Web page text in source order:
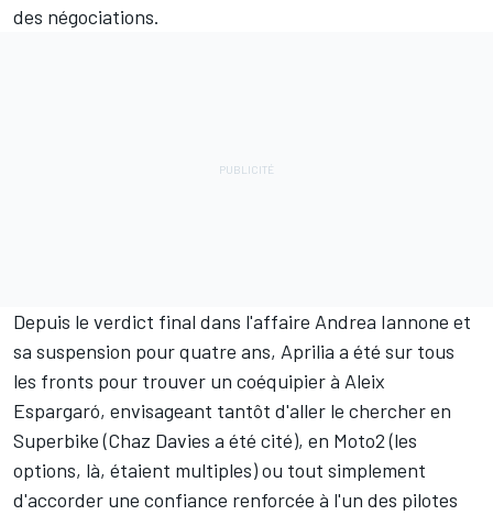
des négociations.
Depuis le verdict final dans l'affaire Andrea Iannone et
sa suspension pour quatre ans, Aprilia a été sur tous
les fronts pour trouver un coéquipier à Aleix
Espargaró, envisageant tantôt d'aller le chercher en
Superbike (Chaz Davies a été cité), en Moto2 (les
options, là, étaient multiples) ou tout simplement
d'accorder une confiance renforcée à l'un des pilotes